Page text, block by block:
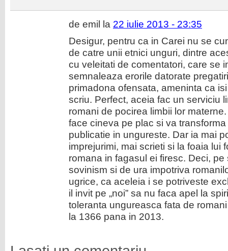
de emil la 22 iulie 2013 - 23:35
Desigur, pentru ca in Carei nu se
de catre unii etnici unguri, dintre
cu veleitati de comentatori, care se
semnaleaza erorile datorate
primadona ofensata, ameninta ca
scriu. Perfect, aceia fac un serviciu
romani de pocirea limbii lor
face cineva pe plac si va
publicatie in ungureste. Dar ia mai
imprejurimi, mai scrieti si la foaia lui
romana in fagasul ei firesc. Deci,
sovinism si de ura impotriva
ugrice, ca aceleia i se potriveste
il invit pe „noi” sa nu faca apel la
toleranta ungureasca fata de
la 1366 pana in 2013.